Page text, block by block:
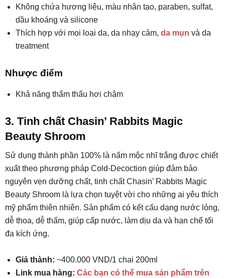
Không chứa hương liệu, màu nhân tạo, paraben, sulfat,
dầu khoáng và silicone
Thích hợp với mọi loại da, da nhạy cảm, da mụn và da
treatment
Nhược điểm
Khả năng thẩm thấu hơi chậm
3. Tinh chất Chasin’ Rabbits Magic
Beauty Shroom
Sử dụng thành phần 100% là nấm mộc nhĩ trắng được chiết
xuất theo phương pháp Cold-Decoction giúp đảm bảo
nguyên vẹn dưỡng chất, tinh chất Chasin’ Rabbits Magic
Beauty Shroom là lựa chọn tuyệt vời cho những ai yêu thích
mỹ phẩm thiên nhiên. Sản phẩm có kết cấu dạng nước lỏng,
dễ thoa, dễ thấm, giúp cấp nước, làm dịu da và hạn chế tối
đa kích ứng.
Giá thành: ~400.000 VND/1 chai 200ml
Link mua hàng: Các bạn có thể mua sản phẩm trên